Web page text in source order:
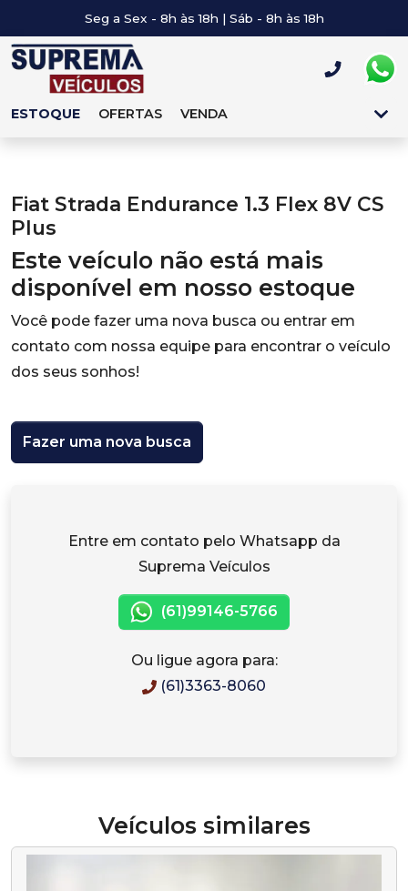
Seg a Sex - 8h às 18h | Sáb - 8h às 18h
ESTOQUE OFERTAS VENDA
Fiat Strada Endurance 1.3 Flex 8V CS
Plus
Este veículo não está mais
disponível em nosso estoque
Você pode fazer uma nova busca ou entrar em
contato com nossa equipe para encontrar o veículo
dos seus sonhos!
Fazer uma nova busca
Entre em contato pelo Whatsapp da
Suprema Veículos
(61)99146-5766
Ou ligue agora para:
(61)3363-8060
Veículos similares